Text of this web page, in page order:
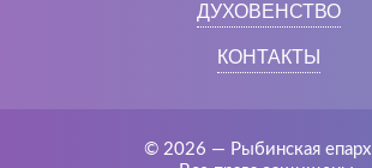
ДУХОВЕНСТВО
КОНТАКТЫ
© 2026 — Рыбинская